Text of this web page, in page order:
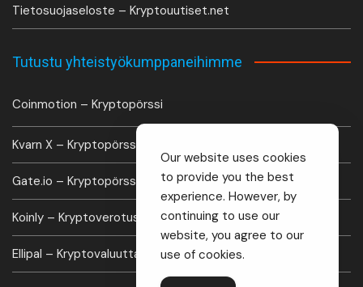
Tietosuojaseloste – Kryptouutiset.net
Tutustu yhteistyökumppaneihimme
Coinmotion – Kryptopörssi
Kvarn X – Kryptopörssi
Gate.io – Kryptopörssi
Koinly – Kryptoverotus laskuri
Ellipal – Kryptovaluutta lompakko
Our website uses cookies
to provide you the best
experience. However, by
continuing to use our
website, you agree to our
use of cookies.